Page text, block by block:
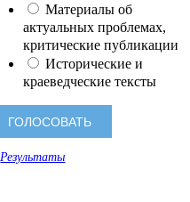
Материалы об
актуальных проблемах,
критические публикации
Исторические и
краеведческие тексты
Результаты